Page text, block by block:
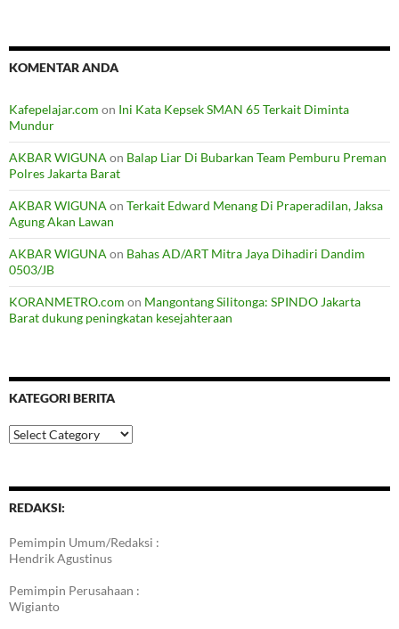
KOMENTAR ANDA
Kafepelajar.com on Ini Kata Kepsek SMAN 65 Terkait Diminta
Mundur
AKBAR WIGUNA on Balap Liar Di Bubarkan Team Pemburu Preman
Polres Jakarta Barat
AKBAR WIGUNA on Terkait Edward Menang Di Praperadilan, Jaksa
Agung Akan Lawan
AKBAR WIGUNA on Bahas AD/ART Mitra Jaya Dihadiri Dandim
0503/JB
KORANMETRO.com on Mangontang Silitonga: SPINDO Jakarta
Barat dukung peningkatan kesejahteraan
KATEGORI BERITA
Kategori
Berita
REDAKSI:
Pemimpin Umum/Redaksi :
Hendrik Agustinus
Pemimpin Perusahaan :
Wigianto